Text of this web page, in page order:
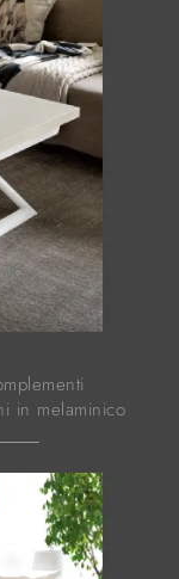
in melaminico